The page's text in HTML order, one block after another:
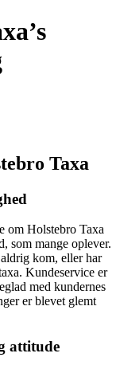
Taxa
om Holstebro Taxa
som mange oplever.
kom, eller har
Kundeservice er
med kundernes
er blevet glemt
attitude